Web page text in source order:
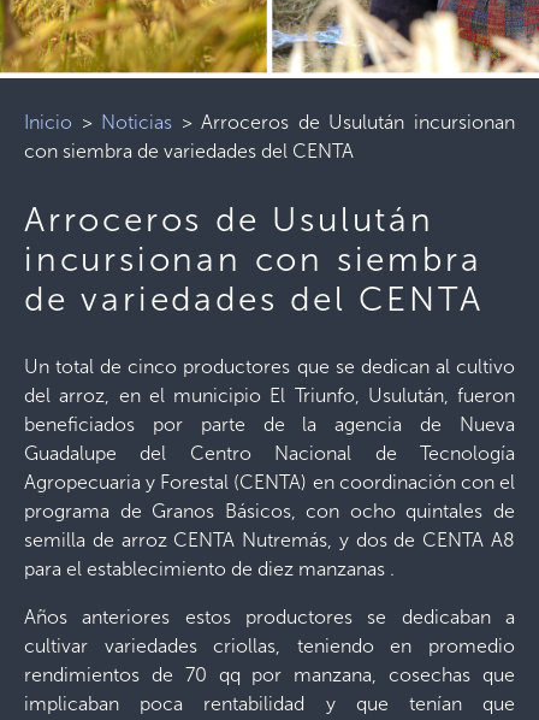
Inicio > Noticias >Arroceros de Usulután incursionan
con siembra de variedades del CENTA
Arroceros de Usulután
incursionan con siembra
de variedades del CENTA
Un total de cinco productores que se dedican al cultivo
del arroz, en el municipio El Triunfo, Usulután, fueron
beneficiados por parte de la agencia de Nueva
Guadalupe del Centro Nacional de Tecnología
Agropecuaria y Forestal (CENTA) en coordinación con el
programa de Granos Básicos, con ocho quintales de
semilla de arroz CENTA Nutremás, y dos de CENTA A8
para el establecimiento de diez manzanas .
Años anteriores estos productores se dedicaban a
cultivar variedades criollas, teniendo en promedio
rendimientos de 70 qq por manzana, cosechas que
implicaban poca rentabilidad y que tenían que